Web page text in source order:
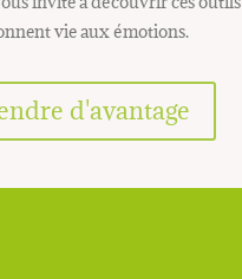
vie aux émotions.
d'avantage